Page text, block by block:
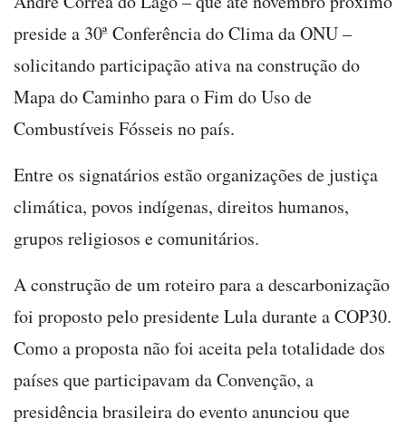
preside a 30ª Conferência do Clima da ONU –
solicitando participação ativa na construção do
Mapa do Caminho para o Fim do Uso de
Combustíveis Fósseis no país.
Entre os signatários estão organizações de justiça
climática, povos indígenas, direitos humanos,
grupos religiosos e comunitários.
A construção de um roteiro para a descarbonização
foi proposto pelo presidente Lula durante a COP30.
Como a proposta não foi aceita pela totalidade dos
países que participavam da Convenção, a
presidência brasileira do evento anunciou que